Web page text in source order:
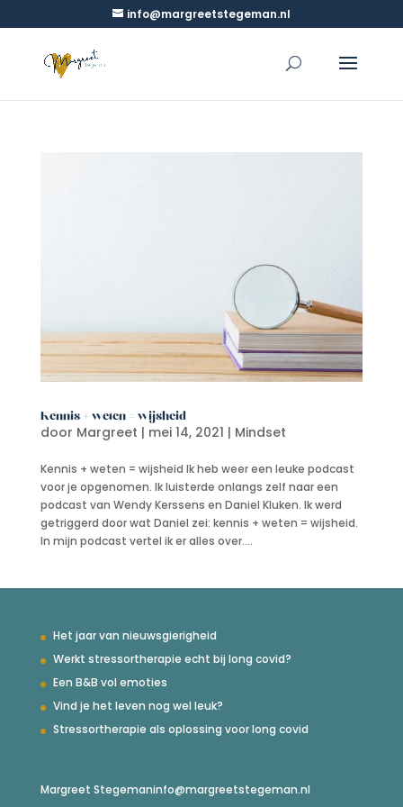
info@margreetstegeman.nl
Kennis + weten = wijsheid
door Margreet | mei 14, 2021 | Mindset
Kennis + weten = wijsheid Ik heb weer een leuke podcast
voor je opgenomen. Ik luisterde onlangs zelf naar een
podcast van Wendy Kerssens en Daniel Kluken. Ik werd
getriggerd door wat Daniel zei: kennis + weten = wijsheid.
In mijn podcast vertel ik er alles over....
Het jaar van nieuwsgierigheid
Werkt stressortherapie echt bij long covid?
Een B&B vol emoties
Vind je het leven nog wel leuk?
Stressortherapie als oplossing voor long covid
Margreet Stegemaninfo@margreetstegeman.nl